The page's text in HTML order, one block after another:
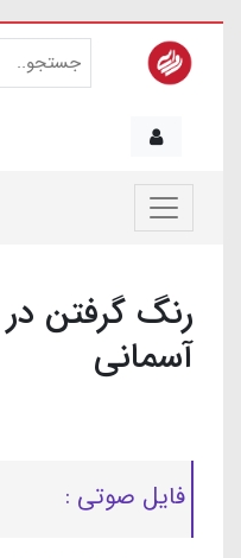
رنگ گرفتن در
آسمانی
فایل صوتی :